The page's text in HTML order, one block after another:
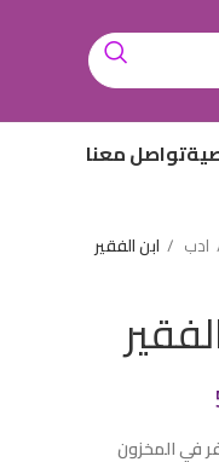
تواصل معنا
ادب ابن الفقير